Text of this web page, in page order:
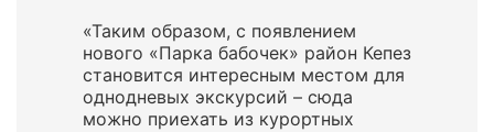
«Таким образом, с появлением
нового «Парка бабочек» район Кепез
становится интересным местом для
однодневых экскурсий – сюда
можно приехать из курортных